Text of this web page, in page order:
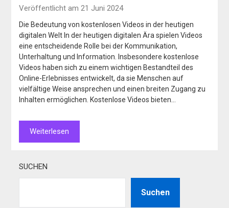
Veröffentlicht am 21 Juni 2024
Die Bedeutung von kostenlosen Videos in der heutigen
digitalen Welt In der heutigen digitalen Ära spielen Videos
eine entscheidende Rolle bei der Kommunikation,
Unterhaltung und Information. Insbesondere kostenlose
Videos haben sich zu einem wichtigen Bestandteil des
Online-Erlebnisses entwickelt, da sie Menschen auf
vielfältige Weise ansprechen und einen breiten Zugang zu
Inhalten ermöglichen. Kostenlose Videos bieten…
Weiterlesen
SUCHEN
Suchen